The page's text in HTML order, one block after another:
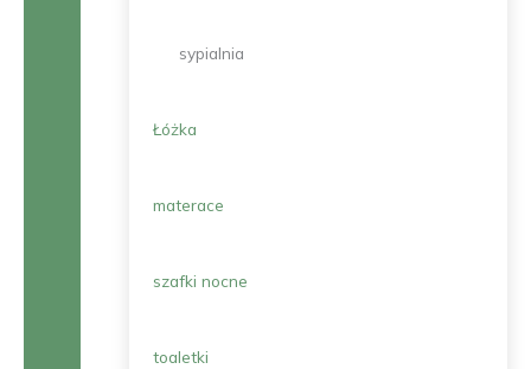
sypialnia
Łóżka
materace
szafki nocne
toaletki